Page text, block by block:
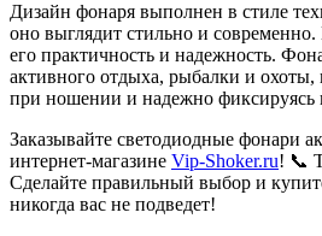
Дизайн фонаря выполнен в стиле
оно выглядит стильно и
его практичность и надежность.
активного отдыха, рыбалки и охоты,
при ношении и надежно фиксируясь
Заказывайте светодиодные фонари
интернет-магазине Vip-Shoker.ru! 📞
Сделайте правильный выбор и
никогда вас не подведет!